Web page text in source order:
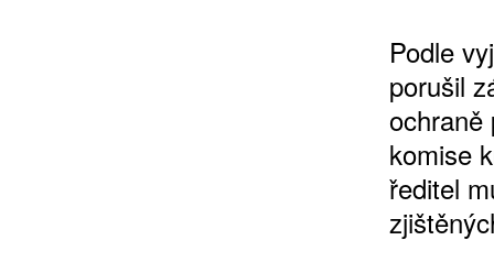
Podle
porušil
ochraně
komise
ředitel